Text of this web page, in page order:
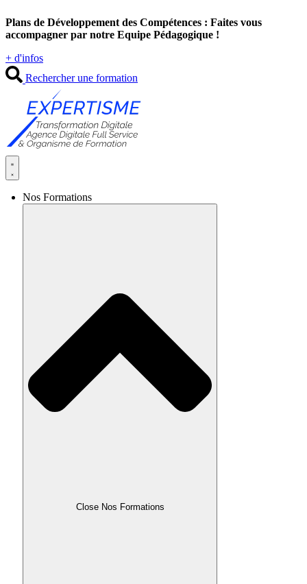
au
contenu
Plans de Développement des Compétences : Faites vous
accompagner par notre Equipe Pédagogique !
+ d'infos
Rechercher une formation
Nos Formations
Close Nos Formations